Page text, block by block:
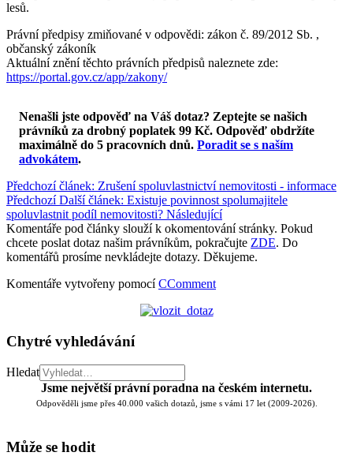
lesů.
Právní předpisy zmiňované v odpovědi: zákon č. 89/2012 Sb. ,
občanský zákoník
Aktuální znění těchto právních předpisů naleznete zde:
https://portal.gov.cz/app/zakony/
Nenašli jste odpověď na Váš dotaz? Zeptejte se našich
právníků za drobný poplatek 99 Kč. Odpověď obdržíte
maximálně do 5 pracovních dnů. Poradit se s naším
advokátem.
Předchozí článek: Zrušení spoluvlastnictví nemovitosti - informace
Předchozí Další článek: Existuje povinnost spolumajitele
spoluvlastnit podíl nemovitosti? Následující
Komentáře pod články slouží k okomentování stránky. Pokud
chcete poslat dotaz našim právníkům, pokračujte ZDE. Do
komentářů prosíme nevkládejte dotazy. Děkujeme.
Komentáře vytvořeny pomocíCComment
Chytré vyhledávání
Hledat
Jsme největší právní poradna na českém internetu.
Odpověděli jsme přes 40.000 vašich dotazů, jsme s vámi 17 let (2009-2026).
Může se hodit